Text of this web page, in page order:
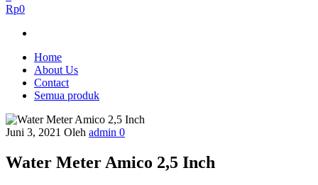
Rp0
Home
About Us
Contact
Semua produk
Juni 3, 2021 Oleh admin 0
Water Meter Amico 2,5 Inch